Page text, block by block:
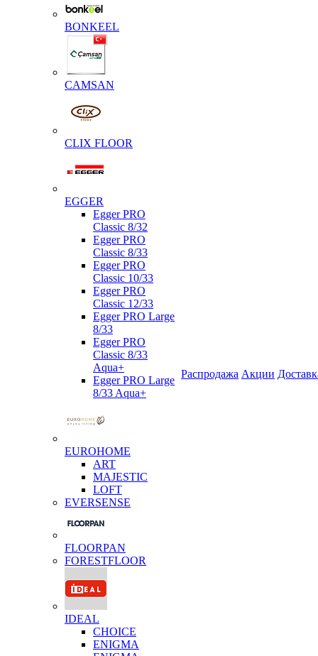
BONKEEL
CAMSAN
CLIX FLOOR
EGGER
Egger PRO
Classic 8/32
Egger PRO
Classic 8/33
Egger PRO
Classic 10/33
Egger PRO
Classic 12/33
Egger PRO Large
8/33
Egger PRO
Classic 8/33
Aqua+
Egger PRO Large
8/33 Aqua+
EUROHOME
ART
MAJESTIC
LOFT
EVERSENSE
FLOORPAN
FORESTFLOOR
IDEAL
CHOICE
ENIGMA
Распродажа Акции